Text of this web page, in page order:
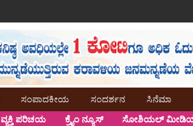
ಸಂಪಾದಕೀಯ ಸಂದರ್ಶನ ಸಿನೆಮಾ
ವ್ಯಕ್ತಿ ಪರಿಚಯ ಕ್ರೈಂ ನ್ಯೂಸ್ ಸೋಶಿಯಲ್